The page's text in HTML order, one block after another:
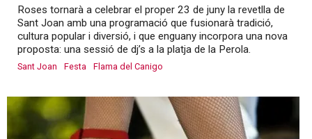
Roses tornarà a celebrar el proper 23 de juny la revetlla de
Sant Joan amb una programació que fusionarà tradició,
cultura popular i diversió, i que enguany incorpora una nova
proposta: una sessió de dj’s a la platja de la Perola.
Sant Joan Festa Flama del Canigo